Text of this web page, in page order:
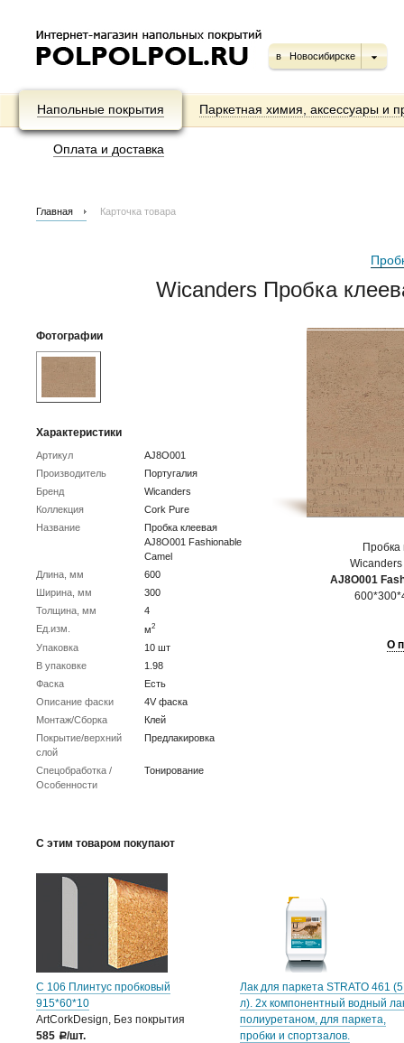
в Новосибирске
Напольные покрытия Паркетная химия, аксессуары и
Оплата и доставка
Главная Карточка товара
Wicanders Пробка
Фотографии
Характеристики
Артикул
AJ8O001
Производитель
Португалия
Бренд
Wicanders
Коллекция
Cork Pure
Название
Пробка клеевая
AJ8O001 Fashionable
Camel
Длина, мм
600
Ширина, мм
300
Толщина, мм
4
Ед.изм.
м2
Упаковка
10 шт
В упаковке
1.98
Фаска
Есть
Описание фаски
4V фаска
Монтаж/Сборка
Клей
Покрытие/верхний
слой
Предлакировка
Спецобработка /
Особенности
Тонирование
Пробка
AJ8O001
О
С этим товаром покупают
C 106 Плинтус пробковый
915*60*10
ArtCorkDesign, Без покрытия
585
a/шт.
Лак для паркета STRATO 461
л). 2х компонентный водный
полиуретаном, для паркета,
пробки и спортзалов.